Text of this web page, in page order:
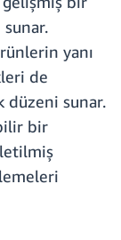
yanı
de
düzeni sunar.
bir